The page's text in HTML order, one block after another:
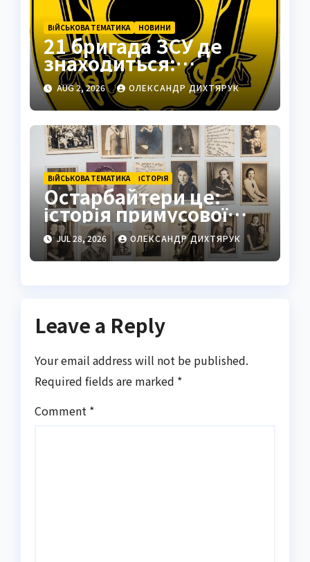
ВІЙСЬКОВА ТЕМАТИКА НОВИНИ
21 бригада ЗСУ де
знаходиться:
Подільськ як
стратегічний центр
AUG 2, 2026 ОЛЕКСАНДР ДИХТЯРУК
ВІЙСЬКОВА ТЕМАТИКА ІСТОРІЯ
Остарбайтери це:
історія примусової
праці українців
JUL 28, 2026 ОЛЕКСАНДР ДИХТЯРУК
Leave a Reply
Your email address will not be published.
Required fields are marked *
Comment *